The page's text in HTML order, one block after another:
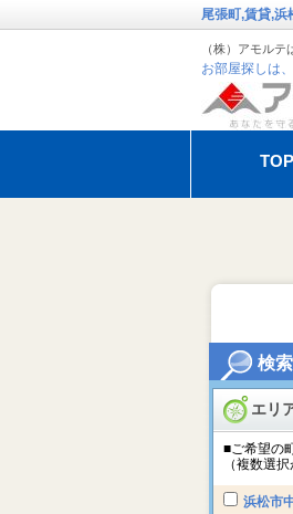
検
エリ
■ご希望の
（複数選
浜松市
尾張町,賃貸,浜
（株）アモル
お部屋探しは
TOP